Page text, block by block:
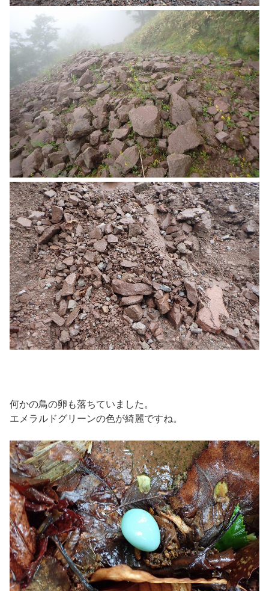
何かの鳥の卵も落ちていました。
エメラルドグリーンの色が綺麗ですね。